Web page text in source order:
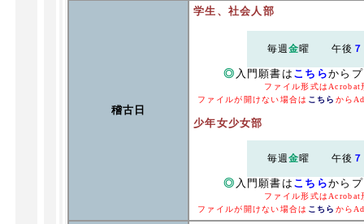
稽古日
学生、社会人部
毎週金曜 午後
◎ 入門願書は こちらから
ファイル形式は
ファイルが開けない場合は こちら から
少年女少女部
毎週金曜 午後
◎ 入門願書は こちらから
ファイル形式は
ファイルが開けない場合は こちら から